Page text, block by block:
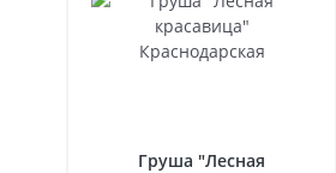
Груша "Лесная